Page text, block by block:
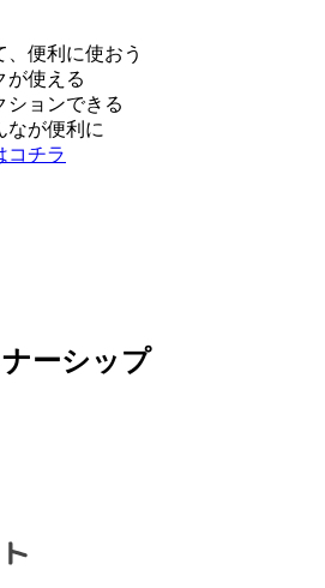
、便利に使おう
が使える
ションできる
なが便利に
コチラ
ーシップ